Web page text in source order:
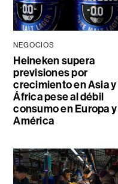
NEGOCIOS
Heineken supera
previsiones por
crecimiento en Asia y
África pese al débil
consumo en Europa y
América